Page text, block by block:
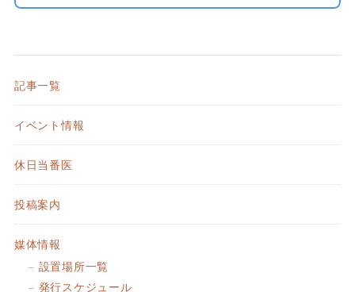
記事一覧
イベント情報
休日当番医
投稿案内
媒体情報
設置場所一覧
発行スケジュール